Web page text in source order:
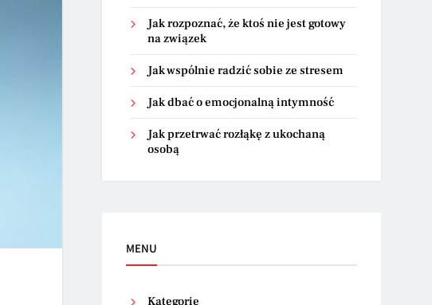
Jak rozpoznać, że ktoś nie jest gotowy
na związek
Jak wspólnie radzić sobie ze stresem
Jak dbać o emocjonalną intymność
Jak przetrwać rozłąkę z ukochaną
osobą
MENU
Kategorie